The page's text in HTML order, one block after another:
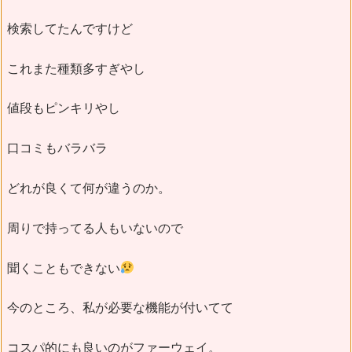
検索してたんですけど
これまた種類多すぎやし
値段もピンキリやし
口コミもバラバラ
どれが良くて何が違うのか。
周りで持ってる人もいないので
聞くこともできない
今のところ、私が必要な機能が付いてて
コスパ的にも良いのがファーウェイ。